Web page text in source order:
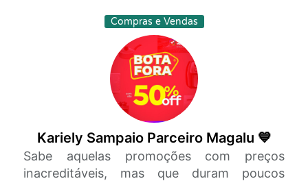
Compras e Vendas
Kariely Sampaio Parceiro Magalu 💙
Sabe aquelas promoções com preços
inacreditáveis, mas que duram poucos